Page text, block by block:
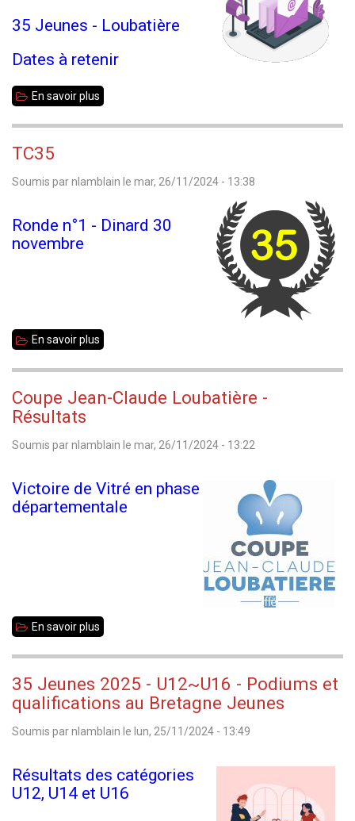
de
ronde
1
35 Jeunes - Loubatière
Dates à retenir
En savoir plus
n°204
TC35
Soumis parnlamblain le mar, 26/11/2024 - 13:38
Ronde n°1 - Dinard 30
novembre
En savoir plus
Coupe Jean-Claude Loubatière -
Résultats
Soumis parnlamblain le mar, 26/11/2024 - 13:22
Victoire de Vitré en phase
départementale
En savoir plus
Claude
-
35 Jeunes 2025 - U12~U16 - Podiums et
qualifications au Bretagne Jeunes
Soumis parnlamblain le lun, 25/11/2024 - 13:49
Résultats des catégories
U12, U14 et U16